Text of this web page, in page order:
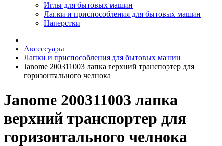
Иглы для бытовых машин
Лапки и приспособления для бытовых машин
Наперстки
Аксессуары
Лапки и приспособления для бытовых машин
Janome 200311003 лапка верхний транспортер для
горизонтального челнока
Janome 200311003 лапка
верхний транспортер для
горизонтального челнока